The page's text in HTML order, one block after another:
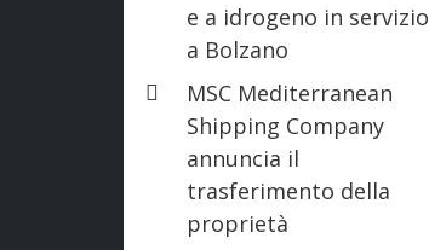
e a idrogeno in servizio
a Bolzano
MSC Mediterranean
Shipping Company
annuncia il
trasferimento della
proprietà